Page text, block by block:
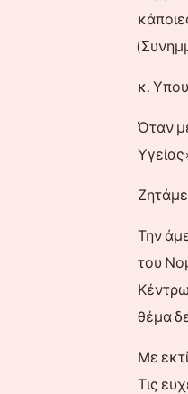
κ.
Όταν
Την
του
θέμα
Με
Τις